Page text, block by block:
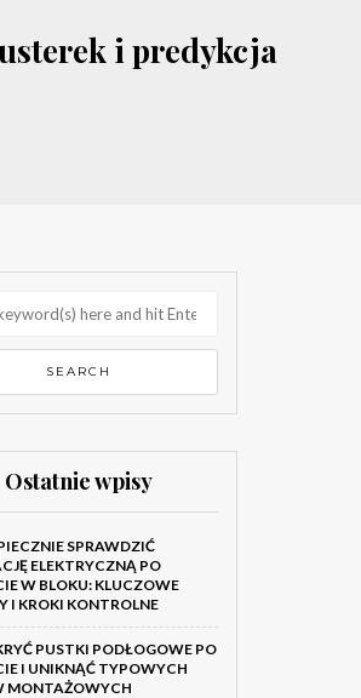
i predykcja
Ostatnie wpisy
SPRAWDZIĆ
ELEKTRYCZNĄ PO
W BLOKU: KLUCZOWE
I KROKI KONTROLNE
PUSTKI PODŁOGOWE PO
I UNIKNĄĆ TYPOWYCH
MONTAŻOWYCH